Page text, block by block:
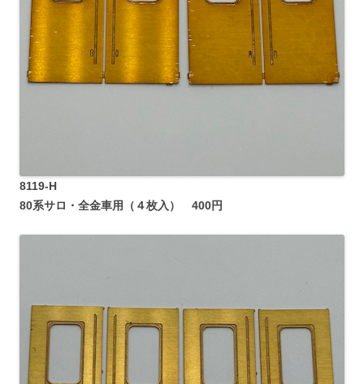
8119-H
80系サロ・全金車用（４枚入） 400円